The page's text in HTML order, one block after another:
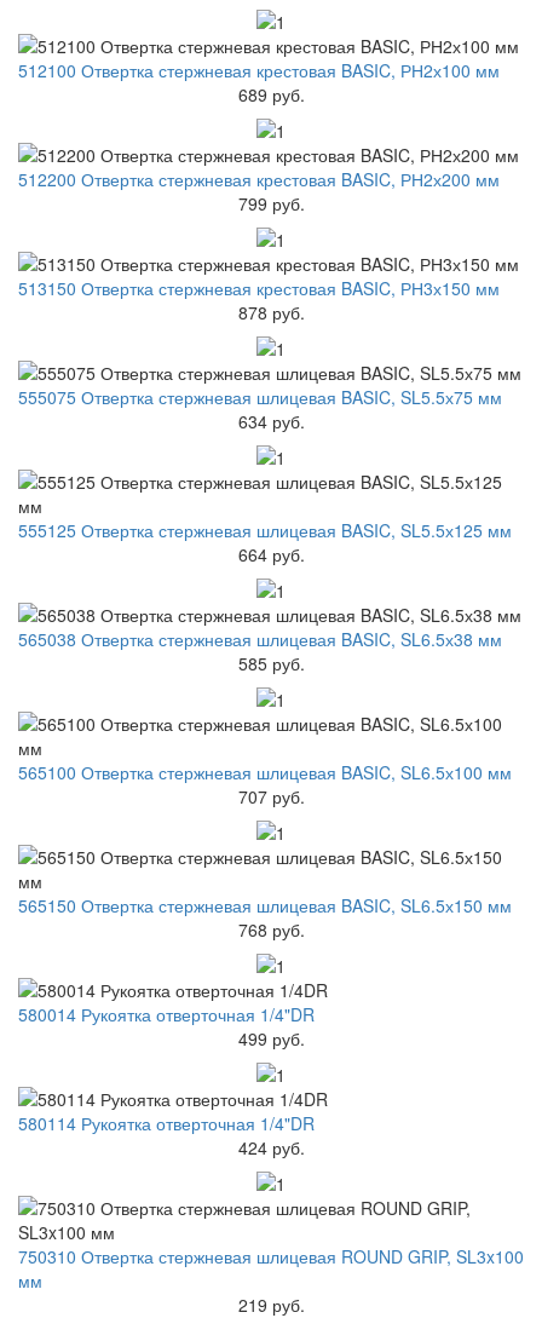
512100 Отвертка стержневая крестовая BASIC, РН2х100 мм
689 руб.
512200 Отвертка стержневая крестовая BASIC, РН2х200 мм
799 руб.
513150 Отвертка стержневая крестовая BASIC, РН3х150 мм
878 руб.
555075 Отвертка стержневая шлицевая BASIC, SL5.5х75 мм
634 руб.
555125 Отвертка стержневая шлицевая BASIC, SL5.5х125 мм
664 руб.
565038 Отвертка стержневая шлицевая BASIC, SL6.5х38 мм
585 руб.
565100 Отвертка стержневая шлицевая BASIC, SL6.5х100 мм
707 руб.
565150 Отвертка стержневая шлицевая BASIC, SL6.5х150 мм
768 руб.
580014 Рукоятка отверточная 1/4"DR
499 руб.
580114 Рукоятка отверточная 1/4"DR
424 руб.
750310 Отвертка стержневая шлицевая ROUND GRIP, SL3x100
мм
219 руб.